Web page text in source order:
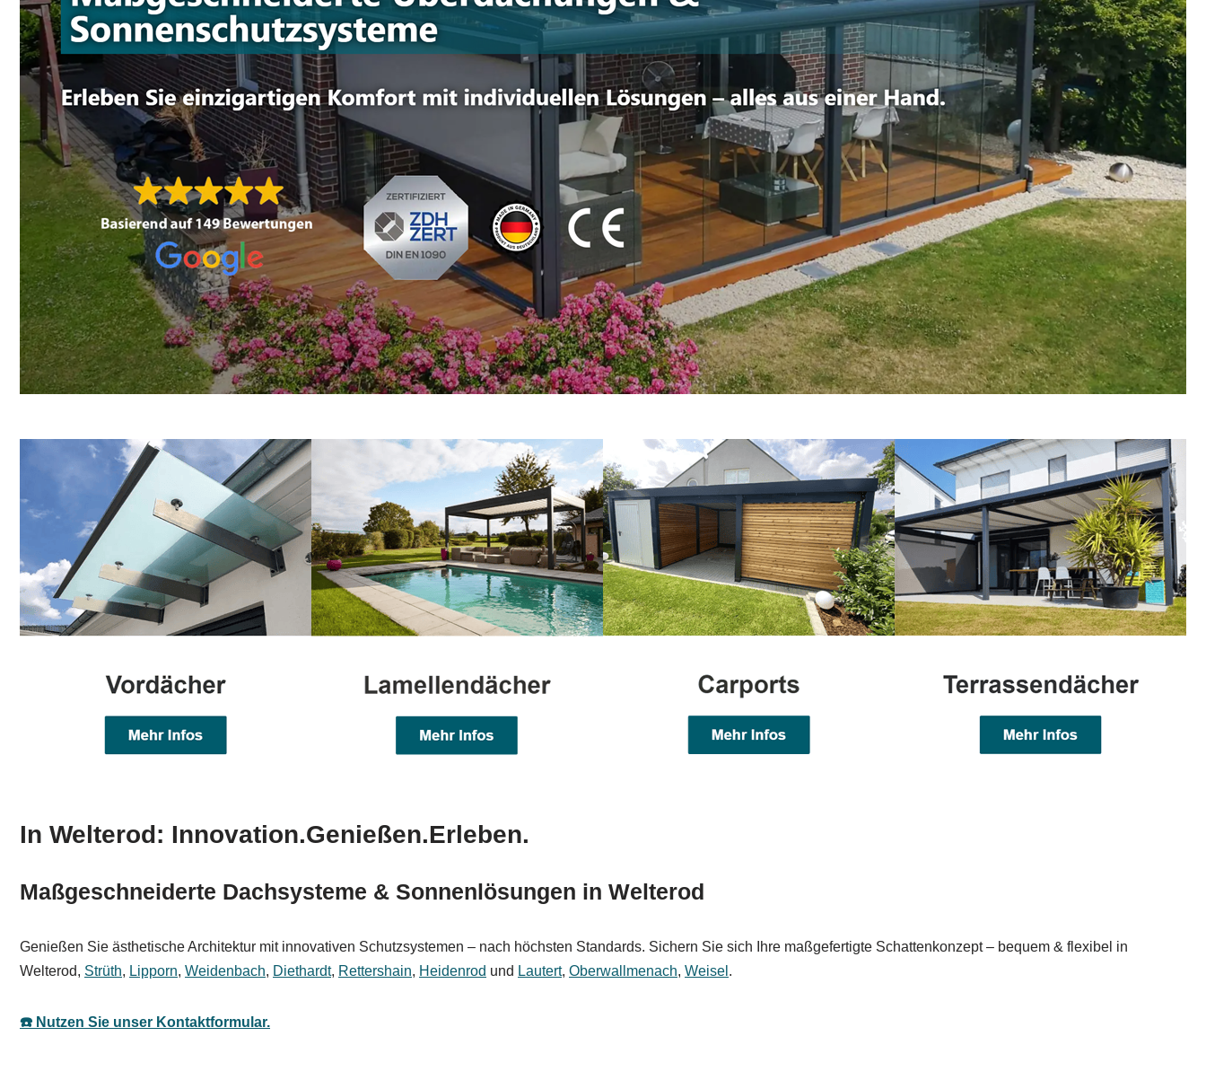
In Welterod: Innovation.Genießen.Erleben.
Maßgeschneiderte Dachsysteme & Sonnenlösungen in Welterod
Genießen Sie ästhetische Architektur mit innovativen Schutzsystemen – nach höchsten Standards. Sichern Sie sich Ihre maßgefertigte Schattenkonzept – bequem & flexibel in
Welterod, Strüth, Lipporn, Weidenbach, Diethardt, Rettershain, Heidenrod und Lautert, Oberwallmenach, Weisel .
☎️ Nutzen Sie unser Kontaktformular.